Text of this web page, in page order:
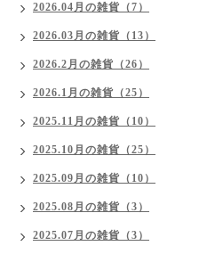
2026.04月の雑貨（7）
2026.03月の雑貨（13）
2026.2月の雑貨（26）
2026.1月の雑貨（25）
2025.11月の雑貨（10）
2025.10月の雑貨（25）
2025.09月の雑貨（10）
2025.08月の雑貨（3）
2025.07月の雑貨（3）